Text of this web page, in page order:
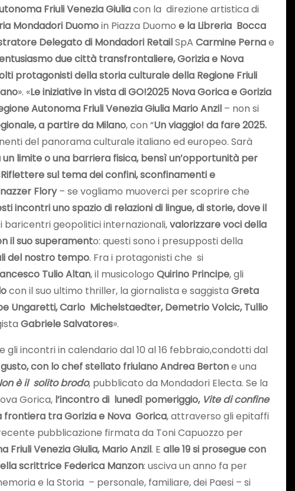
Friuli Venezia Giuliacon la direzione artistica di
Mondadori Duomoin Piazza Duomo e la Libreria Bocca
Delegato di Mondadori RetailSpA Carmine Pernae
due città transfrontaliere, Gorizia e Nova
protagonisti della storia culturale della Regione Friuli
». «Le iniziative in vista di GO!2025 Nova Gorica e Gorizia
Autonoma Friuli Venezia Giulia Mario Anzil – non si
a partire da Milano, con “Un viaggio! da fare 2025.
del panorama culturale italiano ed europeo. Sarà
limite o una barriera fisica, bensì un’opportunità per
Riflettere sul tema dei confini, sconfinamenti e
Flory– se vogliamo muoverci per scoprire che
incontri uno spazio di relazioni di lingue, di storie, dove il
geopolitici internazionali,valorizzare voci della
il suo superamento: questi sono i presupposti della
del nostro tempo. Fra i protagonisti che si
Tulio Altan, il musicologo Quirino Principe, gli
con il suo ultimo thriller, la giornalista e saggista Greta
Ungaretti, Carlo Michelstaedter, Demetrio Volcic, Tullio
Gabriele Salvatores».
gli incontri in calendario dal 10 al 16 febbraio,condotti dal
con lo chef stellato friulano Andrea Bertone una
è il solito brodo, pubblicato da Mondadori Electa. Se la
Gorica, l’incontro di lunedì pomeriggio, Vite di confine
frontiera tra Gorizia e Nova Gorica, attraverso gli epitaffi
pubblicazione firmata da Toni Capuozzo per
Venezia Giulia, Mario Anzil. E alle 19 si prosegue con
scrittrice Federica Manzon: usciva un anno fa per
e la Storia – personale, familiare, dei Paesi – si